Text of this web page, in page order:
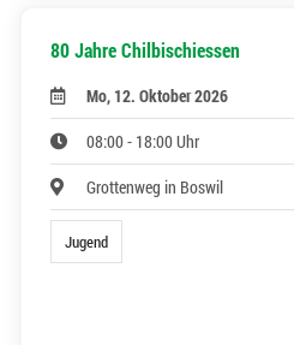
80 Jahre Chilbischiessen
Mo, 12. Oktober 2026
08:00 - 18:00 Uhr
Grottenweg in Boswil
Jugend